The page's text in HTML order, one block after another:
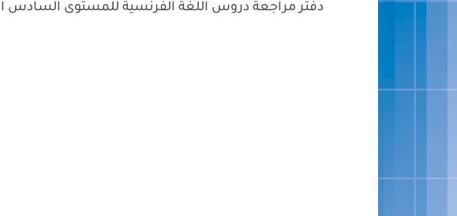
دفتر مراجعة دروس اللغة الفرنسية للمستوى السادس